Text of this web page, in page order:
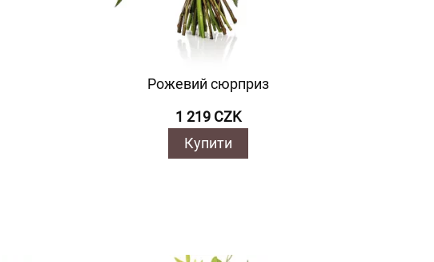
Рожевий сюрприз
1 219 CZK
Купити